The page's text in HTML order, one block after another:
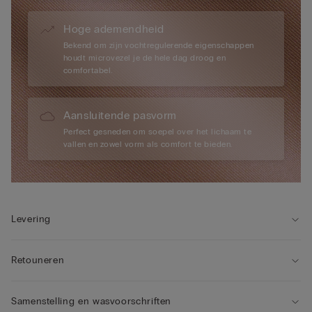
Hoge ademendheid
Bekend om zijn vochtregulerende eigenschappen
houdt microvezel je de hele dag droog en
comfortabel.
Aansluitende pasvorm
Perfect gesneden om soepel over het lichaam te
vallen en zowel vorm als comfort te bieden.
Levering
Retouneren
Samenstelling en wasvoorschriften